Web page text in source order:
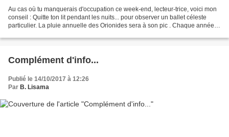
Au cas où tu manquerais d'occupation ce week-end, lecteur-trice, voici mon
conseil : Quitte ton lit pendant les nuits... pour observer un ballet céleste
particulier. La pluie annuelle des Orionides sera à son pic . Chaque année,
Complément d'info...
Publié le 14/10/2017 à 12:26
Par B. Lisama